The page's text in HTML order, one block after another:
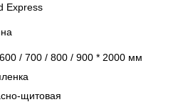
Express
/ 700 / 800 / 900 * 2000 мм
щитовая